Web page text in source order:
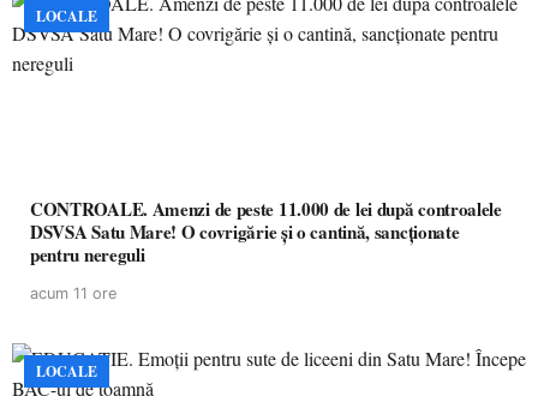
LOCALE
CONTROALE. Amenzi de peste 11.000 de lei după controalele
DSVSA Satu Mare! O covrigărie și o cantină, sancționate
pentru nereguli
acum 11 ore
LOCALE